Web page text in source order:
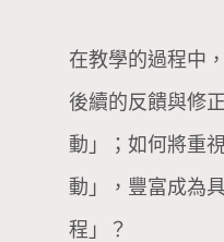
在教學的過程中
後續的反饋與修
動」；如何將重
動」，豐富成為
程」？